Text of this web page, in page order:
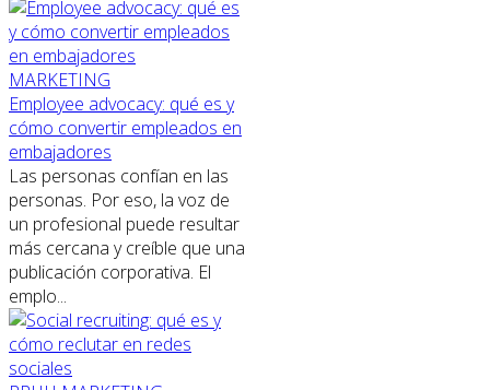
MARKETING
Employee advocacy: qué es y
cómo convertir empleados en
embajadores
Las personas confían en las
personas. Por eso, la voz de
un profesional puede resultar
más cercana y creíble que una
publicación corporativa. El
emplo...